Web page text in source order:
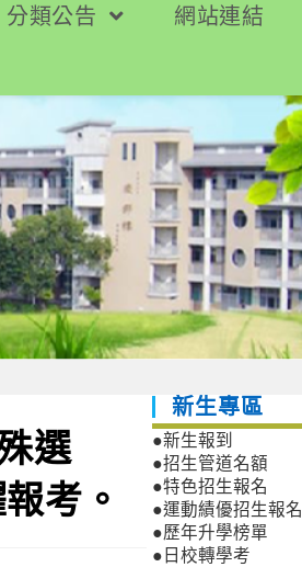
分類公告
網站連結
選
考。
新生專區
●新生報到
●招生管道名額
●特色招生報名
●運動績優招生報名
●歷年升學榜單
●日校轉學考